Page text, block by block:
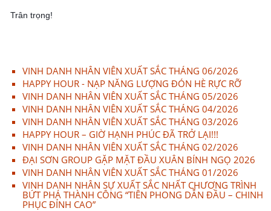
Trân trọng!
VINH DANH NHÂN VIÊN XUẤT SẮC THÁNG 06/2026
HAPPY HOUR - NẠP NĂNG LƯỢNG ĐÓN HÈ RỰC RỠ
VINH DANH NHÂN VIÊN XUẤT SẮC THÁNG 05/2026
VINH DANH NHÂN VIÊN XUẤT SẮC THÁNG 04/2026
VINH DANH NHÂN VIÊN XUẤT SẮC THÁNG 03/2026
HAPPY HOUR – GIỜ HẠNH PHÚC ĐÃ TRỞ LẠI!!!
VINH DANH NHÂN VIÊN XUẤT SẮC THÁNG 02/2026
ĐẠI SƠN GROUP GẶP MẶT ĐẦU XUÂN BÍNH NGỌ 2026
VINH DANH NHÂN VIÊN XUẤT SẮC THÁNG 01/2026
VINH DANH NHÂN SỰ XUẤT SẮC NHẤT CHƯƠNG TRÌNH
BỨT PHÁ THÀNH CÔNG “TIÊN PHONG DẪN ĐẦU – CHINH
PHỤC ĐỈNH CAO”